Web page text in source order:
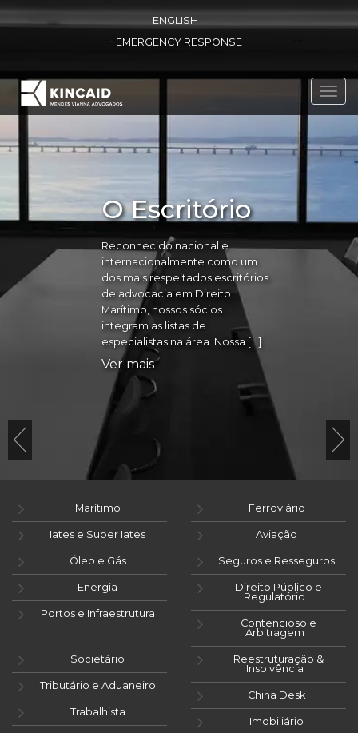
ENGLISH
EMERGENCY RESPONSE
O Escritório
Reconhecido nacional e
internacionalmente como um
dos mais respeitados escritórios
de advocacia em Direito
Marítimo, nossos sócios
integram as listas de
especialistas na área. Nossa […]
Ver mais
Marítimo
Iates e Super Iates
Óleo e Gás
Energia
Portos e Infraestrutura
Ferroviário
Aviação
Seguros e Resseguros
Direito Público e
Regulatório
Contencioso e
Arbitragem
Societário
Tributário e Aduaneiro
Trabalhista
Reestruturação &
Insolvência
China Desk
Imobiliário